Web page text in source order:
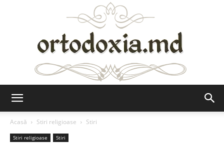
Acasă
Stiri religioase Stiri
Stiri religioase Stiri